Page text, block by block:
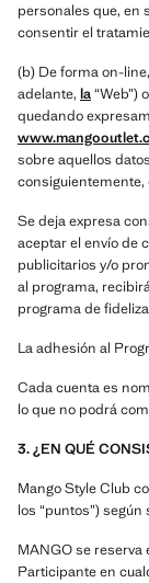
personales que, en
consentir el
(b) De forma on-
adelante, la“Web”)
quedando
sobre aquellos
Se deja expresa
aceptar el envío de
publicitarios y/o
al programa,
programa de
La adhesión al
Cada cuenta es
lo que no podrá
3. ¿EN QUÉ
Mango Style Club
los “puntos”)
MANGO se
Participante en